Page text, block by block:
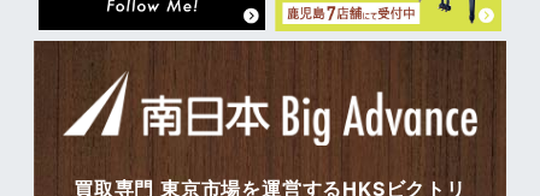
買取専門 東京市場を運営するHKSビクトリ